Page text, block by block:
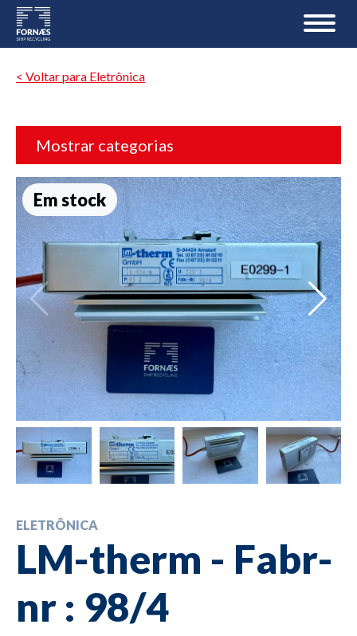
< Voltar para Eletrônica
Mostrar categorias
Em stock
ELETRÔNICA
LM-therm - Fabr-
nr : 98/4